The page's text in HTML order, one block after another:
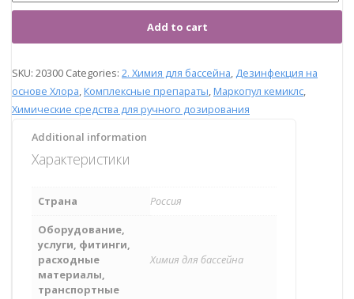
Add to cart
SKU: 20300 Categories: 2. Химия для бассейна Дезинфекция на
основе Хлора Комплексные препараты Маркопул кемиклс
Химические средства для ручного дозирования
Additional information
Характеристики
Страна
Россия
Оборудование,
услуги, фитинги,
расходные
материалы,
транспортные
Химия для бассейна